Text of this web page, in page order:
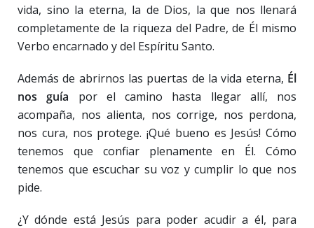
vida, sino la eterna, la de Dios, la que nos llenará
completamente de la riqueza del Padre, de Él mismo
Verbo encarnado y del Espíritu Santo.
Además de abrirnos las puertas de la vida eterna, Él
nos guía por el camino hasta llegar allí, nos
acompaña, nos alienta, nos corrige, nos perdona,
nos cura, nos protege. ¡Qué bueno es Jesús! Cómo
tenemos que confiar plenamente en Él. Cómo
tenemos que escuchar su voz y cumplir lo que nos
pide.
¿Y dónde está Jesús para poder acudir a él, para